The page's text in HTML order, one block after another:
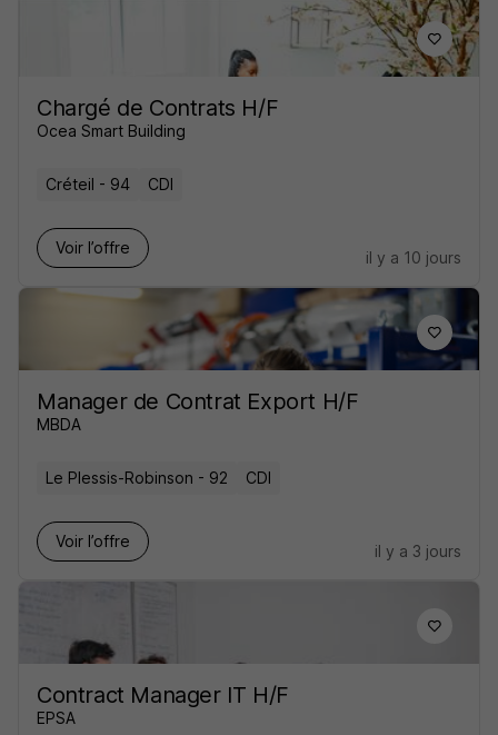
Chargé de Contrats H/F
Ocea Smart Building
Créteil - 94 CDI
Voir l’offre
il y a 10 jours
Manager de Contrat Export H/F
MBDA
Le Plessis-Robinson - 92 CDI
Voir l’offre
il y a 3 jours
Contract Manager IT H/F
EPSA